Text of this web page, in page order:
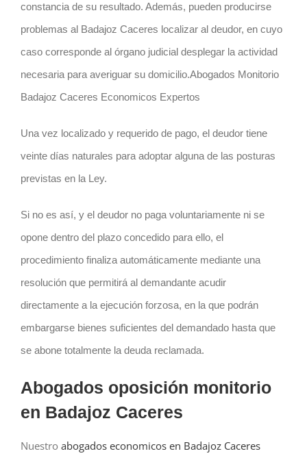
constancia de su resultado. Además, pueden producirse
problemas al Badajoz Caceres localizar al deudor, en cuyo
caso corresponde al órgano judicial desplegar la actividad
necesaria para averiguar su domicilio.Abogados Monitorio
Badajoz Caceres Economicos Expertos
Una vez localizado y requerido de pago, el deudor tiene
veinte días naturales para adoptar alguna de las posturas
previstas en la Ley.
Si no es así, y el deudor no paga voluntariamente ni se
opone dentro del plazo concedido para ello, el
procedimiento finaliza automáticamente mediante una
resolución que permitirá al demandante acudir
directamente a la ejecución forzosa, en la que podrán
embargarse bienes suficientes del demandado hasta que
se abone totalmente la deuda reclamada.
Abogados oposición monitorio
en Badajoz Caceres
Nuestro abogados economicos en Badajoz Caceres